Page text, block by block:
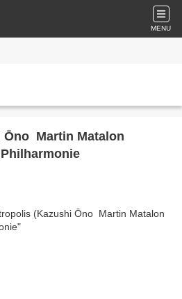
MENU
Martin Matalon